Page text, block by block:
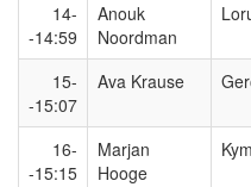
14-
-14:59
Anouk
Noordman
15-
-15:07
Ava Krause
16-
-15:15
Marjan
Hooge